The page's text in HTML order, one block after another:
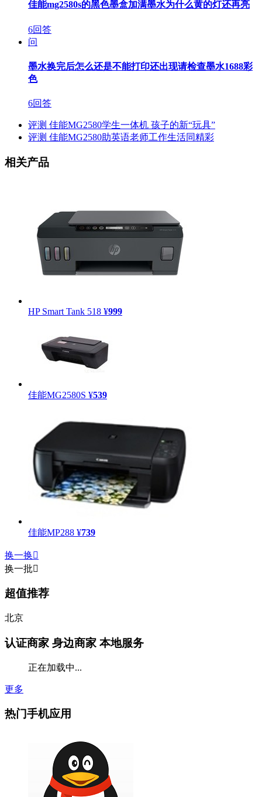
佳能mg2580s的黑色墨盒加满墨水为什么黄的灯还再亮
6回答
问
墨水换完后怎么还是不能打印还出现请检查墨水1688彩
色
6回答
评测 佳能MG2580学生一体机 孩子的新“玩具”
评测 佳能MG2580助英语老师工作生活同精彩
相关产品
HP Smart Tank 518 ¥999
佳能MG2580S ¥539
佳能MP288 ¥739
换一换
换一批
超值推荐
北京
认证商家 身边商家 本地服务
正在加载中...
更多
热门手机应用